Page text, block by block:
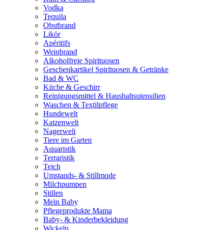
Vodka
Tequila
Obstbrand
Likör
Apéritifs
Weinbrand
Alkoholfreie Spirituosen
Geschenkartikel Spirituosen & Getränke
Bad & WC
Küche & Geschirr
Reinigungsmittel & Haushaltsutensilien
Waschen & Textilpflege
Hundewelt
Katzenwelt
Nagerwelt
Tiere im Garten
Aquaristik
Terraristik
Teich
Umstands- & Stillmode
Milchpumpen
Stillen
Mein Baby
Pflegeprodukte Mama
Baby- & Kinderbekleidung
Wickeln